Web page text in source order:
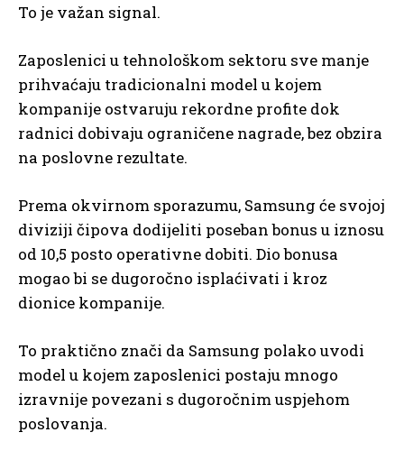
To je važan signal.
Zaposlenici u tehnološkom sektoru sve manje
prihvaćaju tradicionalni model u kojem
kompanije ostvaruju rekordne profite dok
radnici dobivaju ograničene nagrade, bez obzira
na poslovne rezultate.
Prema okvirnom sporazumu, Samsung će svojoj
diviziji čipova dodijeliti poseban bonus u iznosu
od 10,5 posto operativne dobiti. Dio bonusa
mogao bi se dugoročno isplaćivati i kroz
dionice kompanije.
To praktično znači da Samsung polako uvodi
model u kojem zaposlenici postaju mnogo
izravnije povezani s dugoročnim uspjehom
poslovanja.